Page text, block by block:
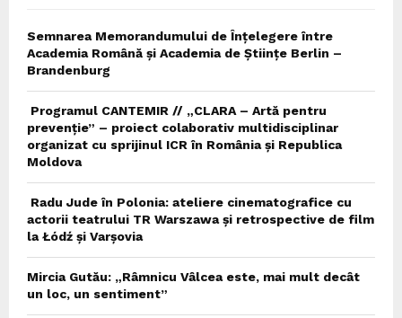
Semnarea Memorandumului de Înțelegere între
Academia Română și Academia de Științe Berlin –
Brandenburg
Programul CANTEMIR // „CLARA – Artă pentru
prevenție” – proiect colaborativ multidisciplinar
organizat cu sprijinul ICR în România și Republica
Moldova
Radu Jude în Polonia: ateliere cinematografice cu
actorii teatrului TR Warszawa și retrospective de film
la Łódź și Varșovia
Mircia Gutău: „Râmnicu Vâlcea este, mai mult decât
un loc, un sentiment”